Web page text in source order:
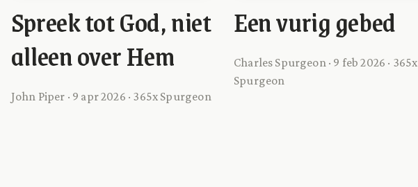
Spreek tot God, niet
alleen over Hem
John Piper · 9 apr 2026 · 365x Spurgeon
Een vurig gebed
Charles Spurgeon · 9 feb 2026 · 365x
Spurgeon